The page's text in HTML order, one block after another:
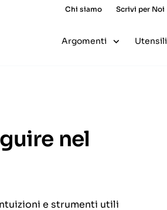
Chi siamo Scrivi per Noi
Argomenti Utensili
nel
e strumenti utili